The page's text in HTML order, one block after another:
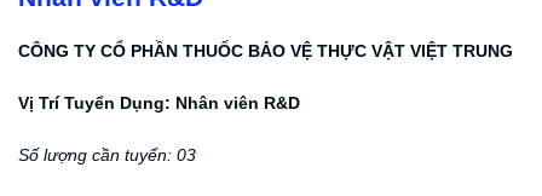
CÔNG TY CỔ PHẦN THUỐC BẢO VỆ THỰC VẬT VIỆT TRUNG
Vị Trí Tuyển Dụng: Nhân viên R&D
Số lượng cần tuyển: 03